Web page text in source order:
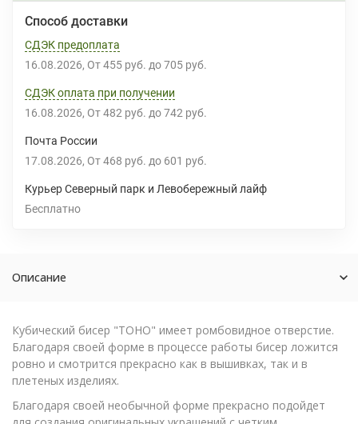
Способ доставки
СДЭК предоплата
16.08.2026 От 455 руб. до 705 руб.
СДЭК оплата при получении
16.08.2026 От 482 руб. до 742 руб.
Почта России
17.08.2026 От 468 руб. до 601 руб.
Курьер Северный парк и Левобережный лайф
Бесплатно
Описание
Кубический бисер "TOHO" имеет ромбовидное отверстие.
Благодаря своей форме в процессе работы бисер ложится
ровно и смотрится прекрасно как в вышивках, так и в
плетеных изделиях.
Благодаря своей необычной форме прекрасно подойдет